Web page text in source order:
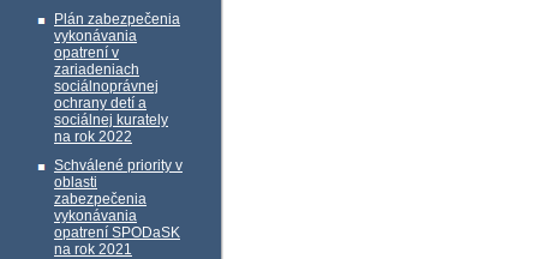
Plán zabezpečenia
vykonávania
opatrení v
zariadeniach
sociálnoprávnej
ochrany detí a
sociálnej kurately
na rok 2022
Schválené priority v
oblasti
zabezpečenia
vykonávania
opatrení SPODaSK
na rok 2021